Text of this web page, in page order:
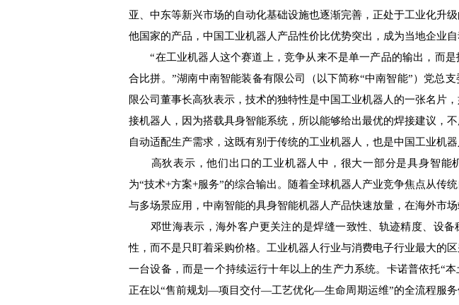
亚、中东等新兴市场的自动化基础设施也逐渐完善，正处于工业化升
他国家的产品，中国工业机器人产品性价比优势突出，成为当地企业自
“在工业机器人这个赛道上，竞争从来不是单一产品的输出，而是
合比拼。”湖南中南智能装备有限公司（以下简称“中南智能”）党总
限公司董事长高狄表示，技术的独特性是中国工业机器人的一张名片
接机器人，因为搭载具身智能系统，所以能够给出最优的焊接建议，
自动适配生产需求，这既有别于传统的工业机器人，也是中国工业机器
高狄表示，他们出口的工业机器人中，很大一部分是具身智能
为“技术+方案+服务”的综合输出。随着全球机器人产业竞争焦点从传
与多场景应用，中南智能的具身智能机器人产品快速放量，在海外市场
邓世海表示，海外客户更关注的是焊缝一致性、轨迹精度、设备
性，而不是只盯着采购价格。工业机器人行业与消费电子行业最大的
一台设备，而是一个持续运行十年以上的生产力系统。卡诺普依托“本
正在以“售前规划—项目交付—工艺优化—生命周期运维”的全流程服务